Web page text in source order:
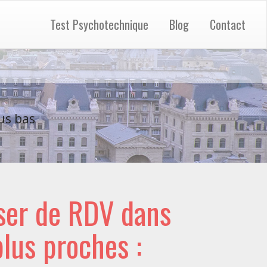
Test Psychotechnique Blog Contact
bas
de RDV dans
proches :